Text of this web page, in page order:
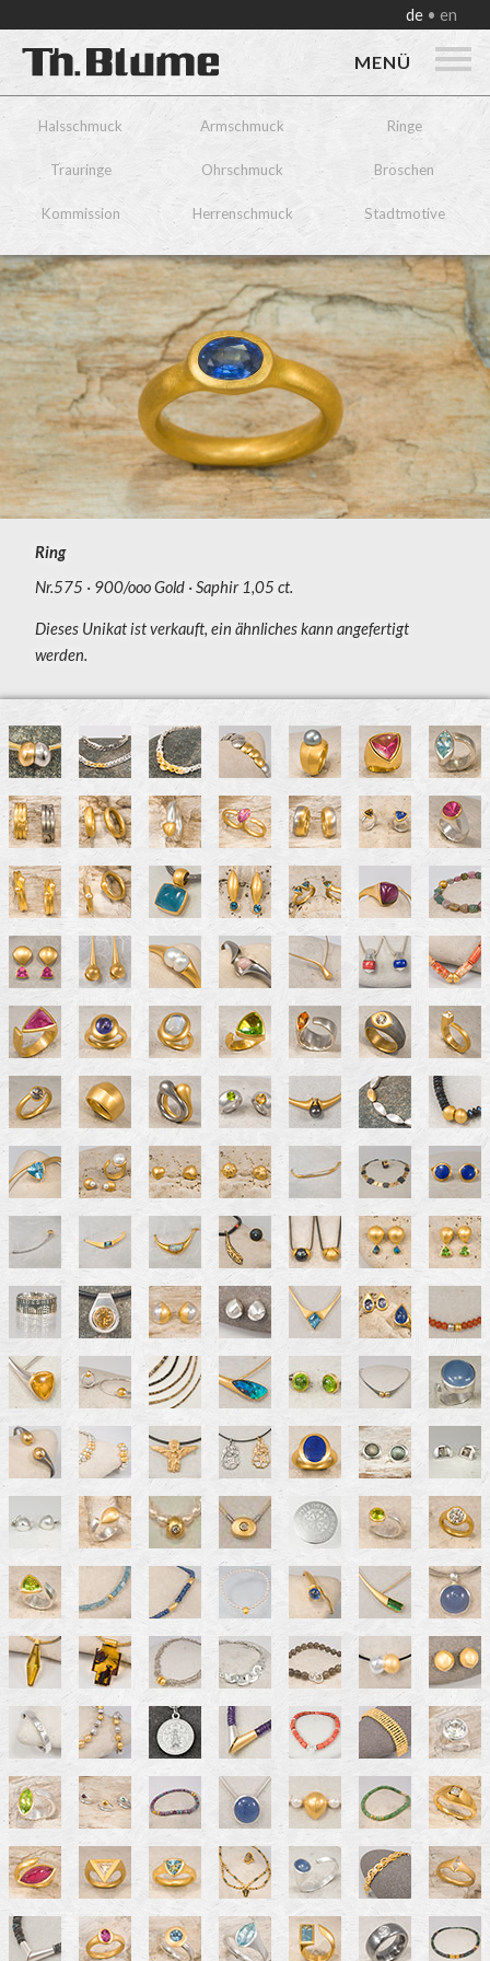
de en
MENÜ
Halsschmuck Armschmuck Ringe
Trauringe Ohrschmuck Broschen
Kommission Herrenschmuck Stadtmotive
Ring
Nr.575
900/ooo Gold Saphir 1,05 ct.
Dieses Unikat ist verkauft, ein ähnliches kann angefertigt
werden.